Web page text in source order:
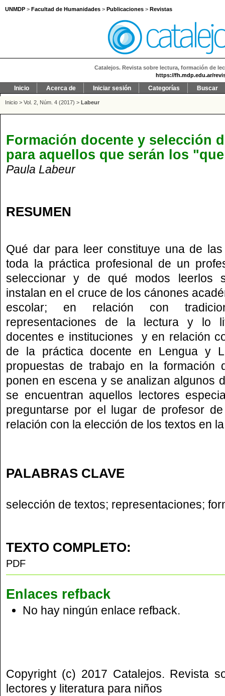
UNMDP > Facultad de Humanidades > Publicaciones > Revistas
Catalejos. Revista sobre lectura, formación de
https://fh.mdp.edu.ar/
Inicio Acerca de Iniciar sesión Categorías Buscar
Inicio > Vol. 2, Núm. 4 (2017) > Labeur
Formación docente y selección
para aquellos que serán los
Paula Labeur
RESUMEN
Qué dar para leer constituye una de
toda la práctica profesional de un
seleccionar y de qué modos leerlos
instalan en el cruce de los cánones
escolar; en relación con
representaciones de la lectura y lo
docentes e instituciones y en relación
de la práctica docente en Lengua y
propuestas de trabajo en la formación
ponen en escena y se analizan algunos
se encuentran aquellos lectores
preguntarse por el lugar de profesor
relación con la elección de los textos en
PALABRAS CLAVE
selección de textos; representaciones;
TEXTO COMPLETO:
PDF
Enlaces refback
No hay ningún enlace refback.
Copyright (c) 2017 Catalejos. Revista
lectores y literatura para niños